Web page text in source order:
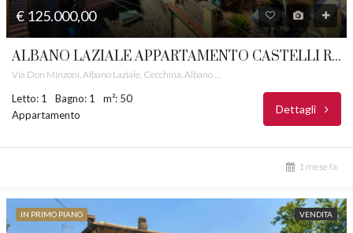
€ 125.000,00
ALBANO LAZIALE APPARTAMENTO CASTELLI ROMANI RIF.45
Letto: 1 Bagno: 1
m²: 50
Appartamento
Dettagli
1 mese fa
IN PRIMO PIANO VENDITA